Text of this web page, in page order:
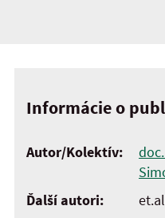
Informácie o
Autor/Kolektív:
Ďalší autori:
et.al